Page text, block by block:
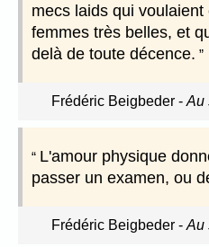
mecs laids qui
femmes très belles, et
delà de toute décence.
Frédéric Beigbeder - Au
L'amour physique
passer un examen, ou
Frédéric Beigbeder - Au